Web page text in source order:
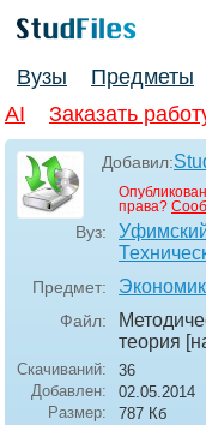
Вузы Предметы
AI
Заказать
Добавил:
права?
Вуз:
Предмет:
Файл:
теория
Скачиваний:
36
Добавлен:
02.05.2014
Размер:
787 Кб